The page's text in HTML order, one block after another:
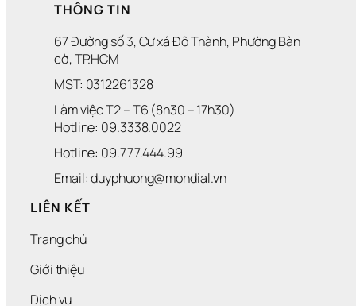
THÔNG TIN
67 Đường số 3, Cư xá Đô Thành, Phường Bàn
cờ, TP.HCM
MST: 0312261328
Làm việc T2 – T6 (8h30 – 17h30)
Hotline: 09.3338.0022
Hotline: 09.777.444.99
Email: duyphuong@mondial.vn
LIÊN KẾT
Trang chủ
Giới thiệu
Dịch vụ